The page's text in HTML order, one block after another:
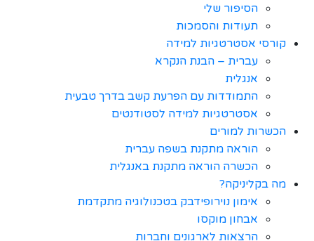
הסיפור שלי
תעודות והסמכות
קורסי אסטרטגיות למידה
עברית – הבנת הנקרא
אנגלית
התמודדות עם הפרעת קשב בדרך טבעית
אסטרטגיות למידה לסטודנטים
הכשרות למורים
הוראה מתקנת בשפה עברית
הכשרה הוראה מתקנת באנגלית
מה בקליניקה?
אימון נוירופידבק בטכנולוגיה מתקדמת
אבחון מוקסו
הרצאות לארגונים וחברות